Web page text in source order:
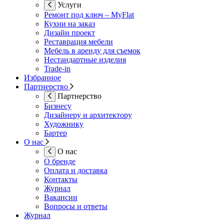
Услуги
Ремонт под ключ – MyFlat
Кухни на заказ
Дизайн проект
Реставрация мебели
Мебель в аренду для съемок
Нестандартные изделия
Trade-in
Избранное
Партнерство
Партнерство
Бизнесу
Дизайнеру и архитектору
Художнику
Бартер
О нас
О нас
О бренде
Оплата и доставка
Контакты
Журнал
Вакансии
Вопросы и ответы
Журнал